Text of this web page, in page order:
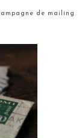
de mailing